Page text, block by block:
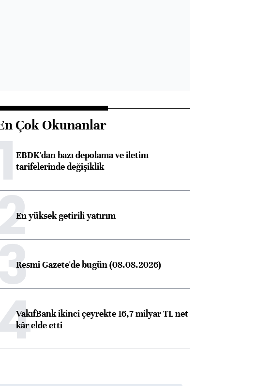
Çok Okunanlar
EBDK'dan bazı depolama ve iletim
tarifelerinde değişiklik
En yüksek getirili yatırım
Resmi Gazete'de bugün (08.08.2026)
VakıfBank ikinci çeyrekte 16,7 milyar TL net
kâr elde etti